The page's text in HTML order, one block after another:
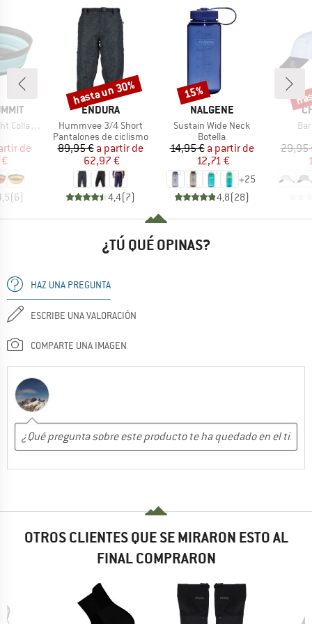
Bowl
reducido
de
(6)
MARCA
ENDURA
Artículo
Hummvee 3/4 Short
Product group
Pantalones de ciclismo
Precio
89,95 € Precio reducido
a partir de
62,97 €
4,4(7)
Descuento
hasta un 30%
MARCA
NALGENE
Artículo
Sustain Wide Neck
Product group
Botella
Precio
14,95 € Precio reducido
a partir de
12,71 €
+25
4,8(28)
Descuento
15%
29,95
¿TÚ QUÉ OPINAS?
HAZ UNA PREGUNTA
ESCRIBE UNA VALORACIÓN
COMPARTE UNA IMAGEN
OTROS CLIENTES QUE SE MIRARON ESTO AL
FINAL COMPRARON